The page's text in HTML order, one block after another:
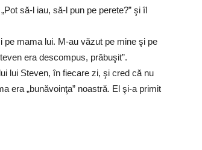
să-l iau, să-l pun pe perete?” şi îl
pe mama lui. M-au văzut pe mine şi pe
era descompus, prăbuşit”.
lui Steven, în fiecare zi, şi cred că nu
era „bunăvoinţa” noastră. El şi-a primit